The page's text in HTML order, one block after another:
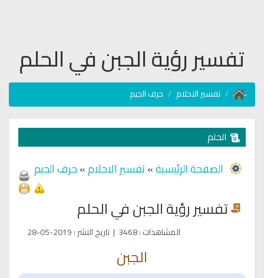
تفسير رؤية الجبن في الحلم
تفسير الاحلام حرف الجيم
الحلم
الصفحة الرئيسية»تفسير الاحلام»حرف الجيم
تفسير رؤية الجبن في الحلم
المشاهدات:
3468
| تاريخ النشر:
2019-05-28
الجبن